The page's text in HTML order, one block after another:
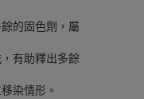
的固色劑，屬
有助釋出多餘
染情形。